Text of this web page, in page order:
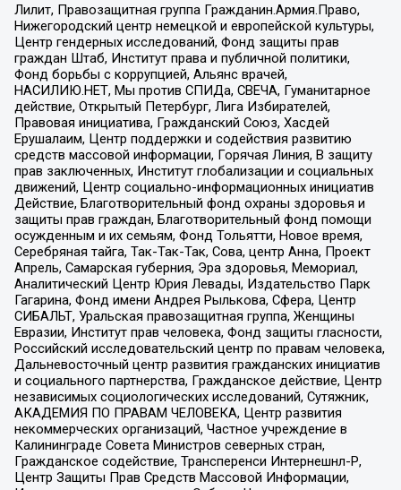
Лилит, Правозащитная группа Гражданин.Армия.Право,
Нижегородский центр немецкой и европейской культуры,
Центр гендерных исследований, Фонд защиты прав
граждан Штаб, Институт права и публичной политики,
Фонд борьбы с коррупцией, Альянс врачей,
НАСИЛИЮ.НЕТ, Мы против СПИДа, СВЕЧА, Гуманитарное
действие, Открытый Петербург, Лига Избирателей,
Правовая инициатива, Гражданский Союз, Хасдей
Ерушалаим, Центр поддержки и содействия развитию
средств массовой информации, Горячая Линия, В защиту
прав заключенных, Институт глобализации и социальных
движений, Центр социально-информационных инициатив
Действие, Благотворительный фонд охраны здоровья и
защиты прав граждан, Благотворительный фонд помощи
осужденным и их семьям, Фонд Тольятти, Новое время,
Серебряная тайга, Так-Так-Так, Сова, центр Анна, Проект
Апрель, Самарская губерния, Эра здоровья, Мемориал,
Аналитический Центр Юрия Левады, Издательство Парк
Гагарина, Фонд имени Андрея Рылькова, Сфера, Центр
СИБАЛЬТ, Уральская правозащитная группа, Женщины
Евразии, Институт прав человека, Фонд защиты гласности,
Российский исследовательский центр по правам человека,
Дальневосточный центр развития гражданских инициатив
и социального партнерства, Гражданское действие, Центр
независимых социологических исследований, Сутяжник,
АКАДЕМИЯ ПО ПРАВАМ ЧЕЛОВЕКА, Центр развития
некоммерческих организаций, Частное учреждение в
Калининграде Совета Министров северных стран,
Гражданское содействие, Трансперенси Интернешнл-Р,
Центр Защиты Прав Средств Массовой Информации,